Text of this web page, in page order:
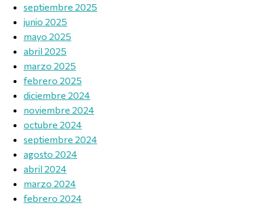
septiembre 2025
junio 2025
mayo 2025
abril 2025
marzo 2025
febrero 2025
diciembre 2024
noviembre 2024
octubre 2024
septiembre 2024
agosto 2024
abril 2024
marzo 2024
febrero 2024